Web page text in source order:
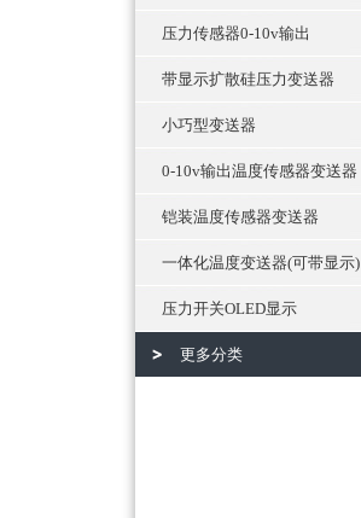
压力传感器0-10v输出
带显示扩散硅压力变送器
小巧型变送器
0-10v输出温度传感器变送器
铠装温度传感器变送器
一体化温度变送器(可带显示)
压力开关OLED显示
更多分类